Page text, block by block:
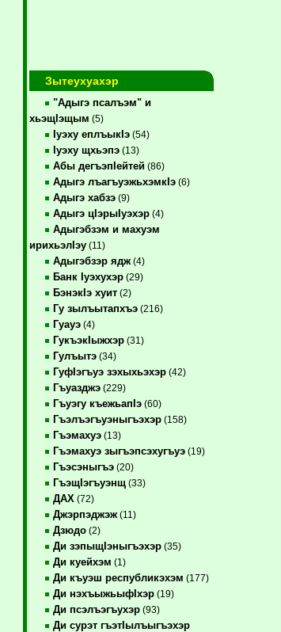
Зытеухуахэр
"Адыгэ псалъэм" и
хьэщIэщым (5)
Iуэху еплъыкIэ(54)
Iуэху щхьэпэ(13)
Абы дегъэпIейтей(86)
Адыгэ лъагъуэжьхэмкIэ(6)
Адыгэ хабзэ(9)
Адыгэ цIэрыIуэхэр(4)
Адыгэбзэм и махуэм
ирихьэлIэу(11)
Адыгэбзэр ядж(4)
Банк Iуэхухэр(29)
БэнэкIэ хуит(2)
Гу зылъытапхъэ(216)
Гуауэ(4)
ГукъэкIыжхэр(31)
Гулъытэ(34)
ГуфIэгъуэ зэхыхьэхэр(42)
Гъуазджэ(229)
Гъуэгу къежьапIэ(60)
Гъэлъэгъуэныгъэхэр(158)
Гъэмахуэ(13)
Гъэмахуэ зыгъэпсэхугъуэ(19)
Гъэсэныгъэ(20)
ГъэщIэгъуэнщ(33)
ДАХ (72)
Джэрпэджэж(11)
Дзюдо(2)
Ди зэпыщIэныгъэхэр(35)
Ди куейхэм (1)
Ди къуэш республикэхэм (177)
Ди нэхъыжьыфIхэр(19)
Ди псэлъэгъухэр(93)
Ди сурэт гъэтIылъыгъэхэр